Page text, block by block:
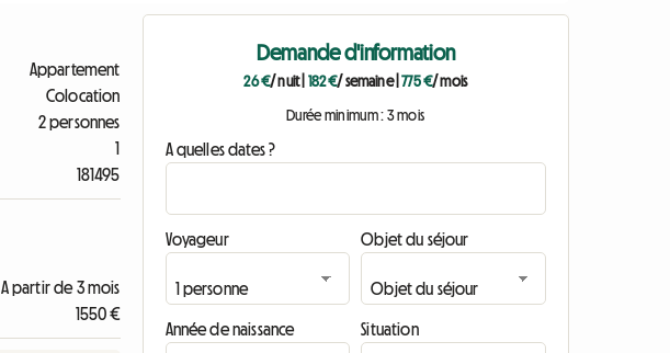
Appartement
Colocation
2 personnes
1
181495
A partir de 3 mois
1550 €
Demande d'information
26 €/ nuit| 182 €/ semaine|775 €/ mois
Durée minimum : 3 mois
A quelles dates ?
Voyageur Objet du séjour
Année de naissance Situation